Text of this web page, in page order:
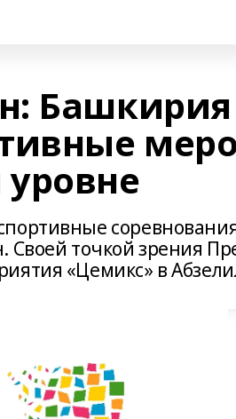
точкой зрения
«Цемикс» в